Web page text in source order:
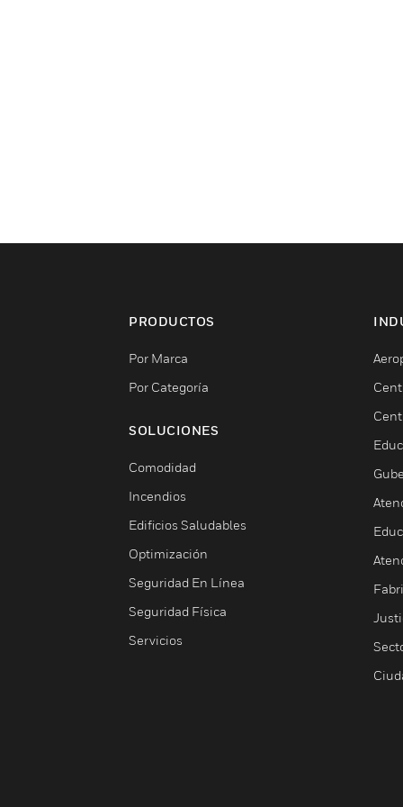
PRODUCTOS
Por Marca
Por Categoría
SOLUCIONES
Comodidad
Incendios
Edificios Saludables
Optimización
Seguridad En Línea
Seguridad Física
Servicios